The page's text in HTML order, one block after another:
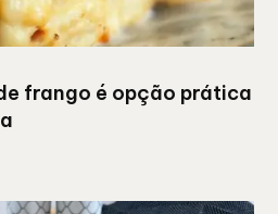
frango é opção prática